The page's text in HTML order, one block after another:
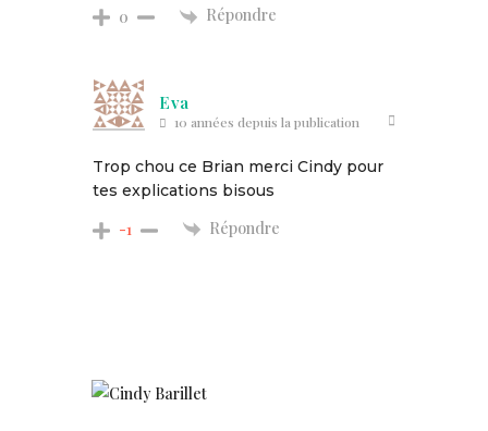
0 Répondre
Eva
10 années depuis la publication
Trop chou ce Brian merci Cindy pour
tes explications bisous
-1 Répondre